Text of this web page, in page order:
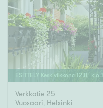
ESITTELY Keskiviikkona 12.8 . klo
Verkkotie 25
Vuosaari, Helsinki